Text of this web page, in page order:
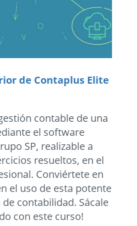
de Contaplus Elite
contable de una
el software
SP, realizable a
resueltos, en el
Conviértete en
el uso de esta potente
contabilidad. Sácale
con este curso!